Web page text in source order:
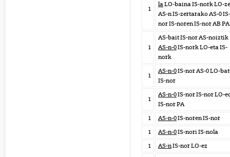
1
laLO-baina IS-nork LO-
AS-n IS-zertarako AS-0 IS-
nor IS-noren IS-nor AB PA
1
AS-bait IS-nor AS-noiztik
AS-n-0IS-nork LO-eta IS-
nork
1
AS-n-0IS-nor AS-0 LO-
IS-nor
1
AS-n-0IS-nor IS-nor LO-
IS-nor PA
1
AS-n-0IS-noren IS-nor
1
AS-n-0IS-nori IS-nola
1
AS-nIS-nor LO-ez